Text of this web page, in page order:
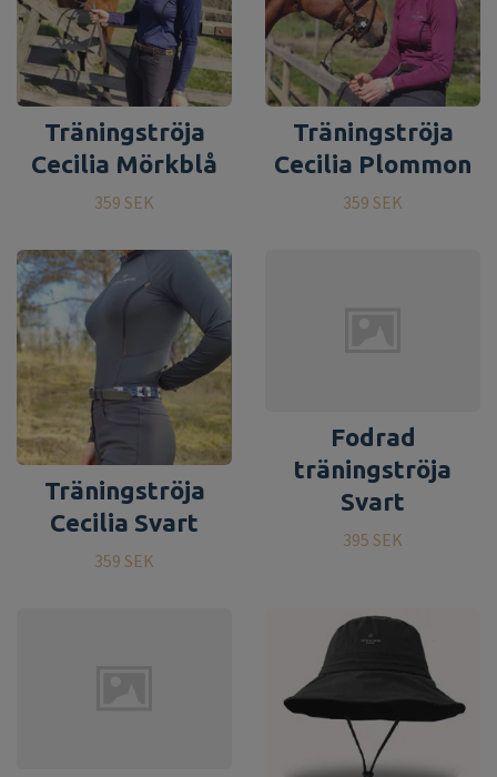
Träningströja
Cecilia Mörkblå
359 SEK
Träningströja
Cecilia Plommon
359 SEK
Träningströja
Cecilia Svart
359 SEK
Fodrad
träningströja
Svart
395 SEK